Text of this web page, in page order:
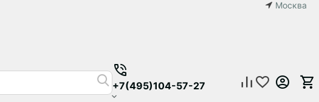
Москва
+7(495)104-57-27